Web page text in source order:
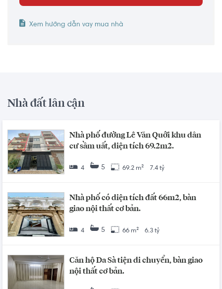
Xem hướng dẫn vay mua nhà
Nhà đất lân cận
Nhà phố đường Lê Văn Quới khu dân
cư sầm uất, diện tích 69.2m2.
4 5 69.2 m² 7.4 tỷ
Nhà phố có diện tích đất 66m2, bàn
giao nội thất cơ bản.
4 5 66 m² 6.3 tỷ
Căn hộ Da Sà tiện di chuyển, bàn giao
nội thất cơ bản.